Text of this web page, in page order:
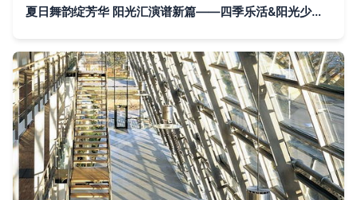
夏日舞韵绽芳华 阳光汇演谱新篇——四季乐活&阳光少儿舞蹈培训中心暑期汇演圆满落幕